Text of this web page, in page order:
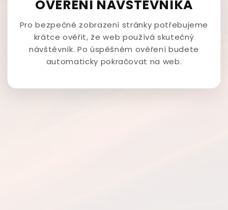
OVĚŘENÍ NÁVŠTĚVNÍKA
Pro bezpečné zobrazení stránky potřebujeme
krátce ověřit, že web používá skutečný
návštěvník. Po úspěšném ověření budete
automaticky pokračovat na web.